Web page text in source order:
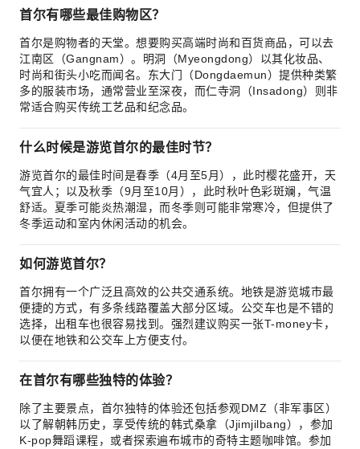
首尔有哪些最佳购物区？
首尔是购物者的天堂。想要购买高端时尚和百货商品，可以去
江南区（Gangnam）。明洞（Myeongdong）以其化妆品、
时尚和街头小吃而闻名。东大门（Dongdaemun）提供种类繁
多的服装市场，通常营业至深夜，而仁寺洞（Insadong）则非
常适合购买传统工艺品和纪念品。
什么时候是游览首尔的最佳时节？
游览首尔的最佳时间是春季（4月至5月），此时樱花盛开，天
气宜人；以及秋季（9月至10月），此时秋叶色彩斑斓，气温
舒适。夏季可能炎热潮湿，而冬季则可能非常寒冷，但提供了
冬季运动和室内休闲活动的机会。
如何游览首尔？
首尔拥有一个广泛且高效的公共交通系统。地铁是游览城市最
便捷的方式，有多条线路覆盖大部分区域。公交车也是不错的
选择，出租车也很容易找到。强烈建议购买一张T-money卡，
以便在地铁和公交车上方便支付。
在首尔有哪些独特的体验？
除了主要景点，首尔独特的体验还包括参观DMZ（非军事区）
以了解朝韩历史，享受传统的韩式桑拿（Jjimjilbang），参加
K-pop舞蹈课程，或者探索遍布城市的奇特主题咖啡馆。参加